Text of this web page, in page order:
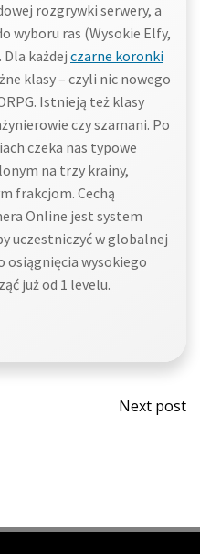
rozgrywki serwery, a
wyboru ras (Wysokie Elfy,
każdej czarne koronki
klasy – czyli nic nowego
Istnieją też klasy
czy szamani. Po
czeka nas typowe
na trzy krainy,
frakcjom. Cechą
Online jest system
uczestniczyć w globalnej
osiągnięcia wysokiego
już od 1 levelu.
Post
Next post